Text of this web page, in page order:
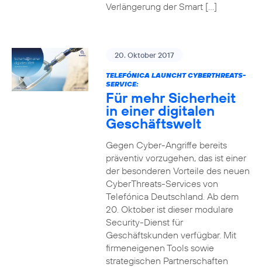
Verlängerung der Smart […]
20. Oktober 2017
TELEFÓNICA LAUNCHT CYBERTHREATS-
SERVICE:
Für mehr Sicherheit
in einer digitalen
Geschäftswelt
Gegen Cyber-Angriffe bereits
präventiv vorzugehen, das ist einer
der besonderen Vorteile des neuen
CyberThreats-Services von
Telefónica Deutschland. Ab dem
20. Oktober ist dieser modulare
Security-Dienst für
Geschäftskunden verfügbar. Mit
firmeneigenen Tools sowie
strategischen Partnerschaften